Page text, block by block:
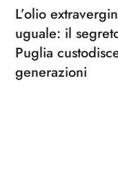
L’olio
uguale: il
Puglia
generazioni